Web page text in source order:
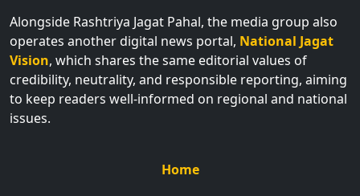
Alongside Rashtriya Jagat Pahal, the media group also
operates another digital news portal, National Jagat
Vision, which shares the same editorial values of
credibility, neutrality, and responsible reporting, aiming
to keep readers well-informed on regional and national
issues.
Home